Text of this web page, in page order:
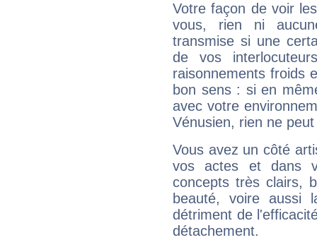
Votre façon de voir
vous, rien ni
transmise si une
de vos
raisonnements froids
bon sens : si en
avec votre
Vénusien, rien ne
Vous avez un côté
vos actes et dans
concepts très clairs,
beauté, voire aussi
détriment de
détachement.